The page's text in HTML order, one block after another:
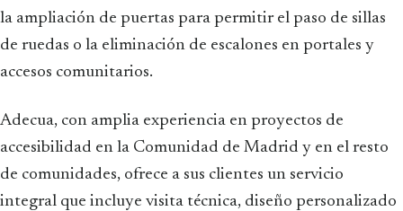
la ampliación de puertas para permitir el paso de sillas
de ruedas o la eliminación de escalones en portales y
accesos comunitarios.
Adecua, con amplia experiencia en proyectos de
accesibilidad en la Comunidad de Madrid y en el resto
de comunidades, ofrece a sus clientes un servicio
integral que incluye visita técnica, diseño personalizado